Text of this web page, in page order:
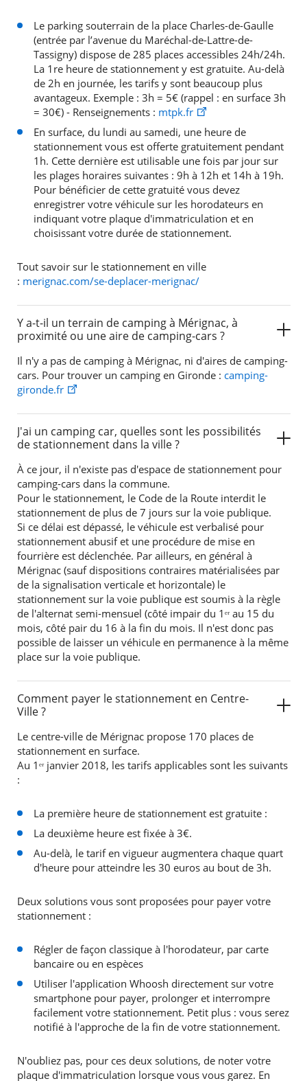
Le parking souterrain de la place Charles-de-Gaulle
(entrée par l’avenue du Maréchal-de-Lattre-de-
Tassigny) dispose de 285 places accessibles 24h/24h.
La 1re heure de stationnement y est gratuite. Au-delà
de 2h en journée, les tarifs y sont beaucoup plus
avantageux. Exemple : 3h = 5€ (rappel : en surface 3h
= 30€) - Renseignements : mtpk.fr
En surface, du lundi au samedi, une heure de
stationnement vous est offerte gratuitement pendant
1h. Cette dernière est utilisable une fois par jour sur
les plages horaires suivantes : 9h à 12h et 14h à 19h.
Pour bénéficier de cette gratuité vous devez
enregistrer votre véhicule sur les horodateurs en
indiquant votre plaque d'immatriculation et en
choisissant votre durée de stationnement.
Tout savoir sur le stationnement en ville
: merignac.com/se-deplacer-merignac/
Y a-t-il un terrain de camping à Mérignac, à
proximité ou une aire de camping-cars ?
Il n'y a pas de camping à Mérignac, ni d'aires de camping-
cars. Pour trouver un camping en Gironde : camping-
gironde.fr
J'ai un camping car, quelles sont les possibilités
de stationnement dans la ville ?
À ce jour, il n'existe pas d'espace de stationnement pour
camping-cars dans la commune.
Pour le stationnement, le Code de la Route interdit le
stationnement de plus de 7 jours sur la voie publique.
Si ce délai est dépassé, le véhicule est verbalisé pour
stationnement abusif et une procédure de mise en
fourrière est déclenchée. Par ailleurs, en général à
Mérignac (sauf dispositions contraires matérialisées par
de la signalisation verticale et horizontale) le
stationnement sur la voie publique est soumis à la règle
de l'alternat semi-mensuel (côté impair du 1ᵉʳ au 15 du
mois, côté pair du 16 à la fin du mois. Il n'est donc pas
possible de laisser un véhicule en permanence à la même
place sur la voie publique.
Comment payer le stationnement en Centre-
Ville ?
Le centre-ville de Mérignac propose 170 places de
stationnement en surface.
Au 1ᵉʳ janvier 2018, les tarifs applicables sont les suivants
:
La première heure de stationnement est gratuite :
La deuxième heure est fixée à 3€.
Au-delà, le tarif en vigueur augmentera chaque quart
d'heure pour atteindre les 30 euros au bout de 3h.
Deux solutions vous sont proposées pour payer votre
stationnement :
Régler de façon classique à l'horodateur, par carte
bancaire ou en espèces
Utiliser l'application Whoosh directement sur votre
smartphone pour payer, prolonger et interrompre
facilement votre stationnement. Petit plus : vous serez
notifié à l'approche de la fin de votre stationnement.
N'oubliez pas, pour ces deux solutions, de noter votre
plaque d'immatriculation lorsque vous vous garez. En